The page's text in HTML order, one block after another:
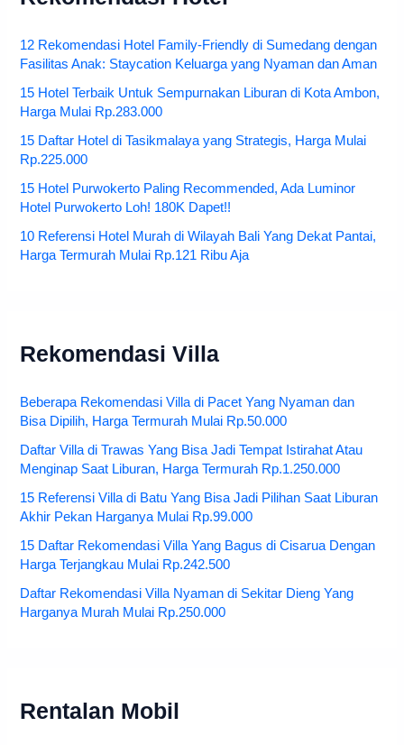
12 Rekomendasi Hotel Family-Friendly di Sumedang dengan
Fasilitas Anak: Staycation Keluarga yang Nyaman dan Aman
15 Hotel Terbaik Untuk Sempurnakan Liburan di Kota Ambon,
Harga Mulai Rp.283.000
15 Daftar Hotel di Tasikmalaya yang Strategis, Harga Mulai
Rp.225.000
15 Hotel Purwokerto Paling Recommended, Ada Luminor
Hotel Purwokerto Loh! 180K Dapet!!
10 Referensi Hotel Murah di Wilayah Bali Yang Dekat Pantai,
Harga Termurah Mulai Rp.121 Ribu Aja
Rekomendasi Villa
Beberapa Rekomendasi Villa di Pacet Yang Nyaman dan
Bisa Dipilih, Harga Termurah Mulai Rp.50.000
Daftar Villa di Trawas Yang Bisa Jadi Tempat Istirahat Atau
Menginap Saat Liburan, Harga Termurah Rp.1.250.000
15 Referensi Villa di Batu Yang Bisa Jadi Pilihan Saat Liburan
Akhir Pekan Harganya Mulai Rp.99.000
15 Daftar Rekomendasi Villa Yang Bagus di Cisarua Dengan
Harga Terjangkau Mulai Rp.242.500
Daftar Rekomendasi Villa Nyaman di Sekitar Dieng Yang
Harganya Murah Mulai Rp.250.000
Rentalan Mobil